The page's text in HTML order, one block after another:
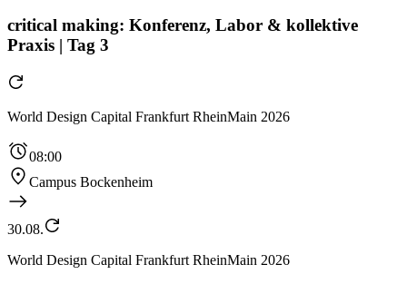
critical making: Konferenz, Labor & kollektive
Praxis | Tag 3
World Design Capital Frankfurt RheinMain 2026
08:00
Campus Bockenheim
30.08.
World Design Capital Frankfurt RheinMain 2026